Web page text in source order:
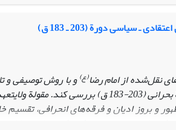
به اهل‌بیت پیامبر(ص) را بیشتر
ـ سیاسی دورة (203 ـ 183 ق)
نقل‌شده از امام رضا(ع)و با روش توصیفی و
و حضور امام
و بروز ادیان و فرقه‌های انحرافی،
های جدیدی مطرح شود که متناسب با این